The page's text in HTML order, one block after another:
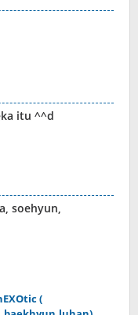
itu ^^d
soehyun,
(